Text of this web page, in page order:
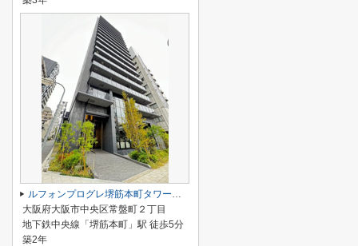
ルフォンプログレ堺筋本町タワーレジデンス
大阪府大阪市中央区常盤町２丁目
地下鉄中央線「堺筋本町」駅 徒歩5分
築2年